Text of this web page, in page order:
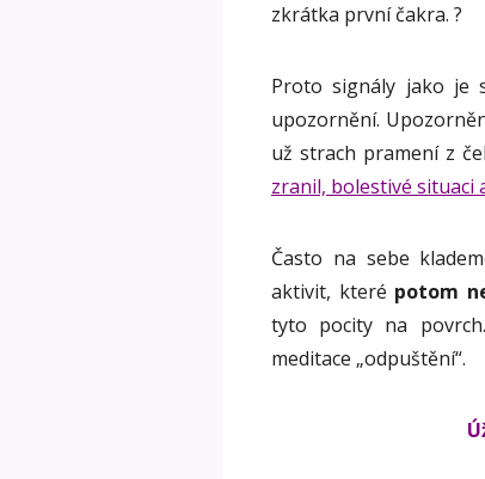
zkrátka první čakra. ?
Proto signály jako je
upozornění.
už strach pramení z
zranil, bolestivé situaci
Často na sebe
aktivit, které potom
tyto pocity na
meditace „odpuštění“.